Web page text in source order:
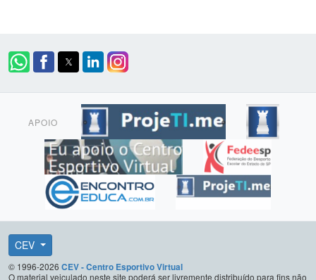
APOIO
CEV
© 1996-2026 CEV - Centro Esportivo Virtual
O material veiculado neste site poderá ser livremente distribuído para fins não